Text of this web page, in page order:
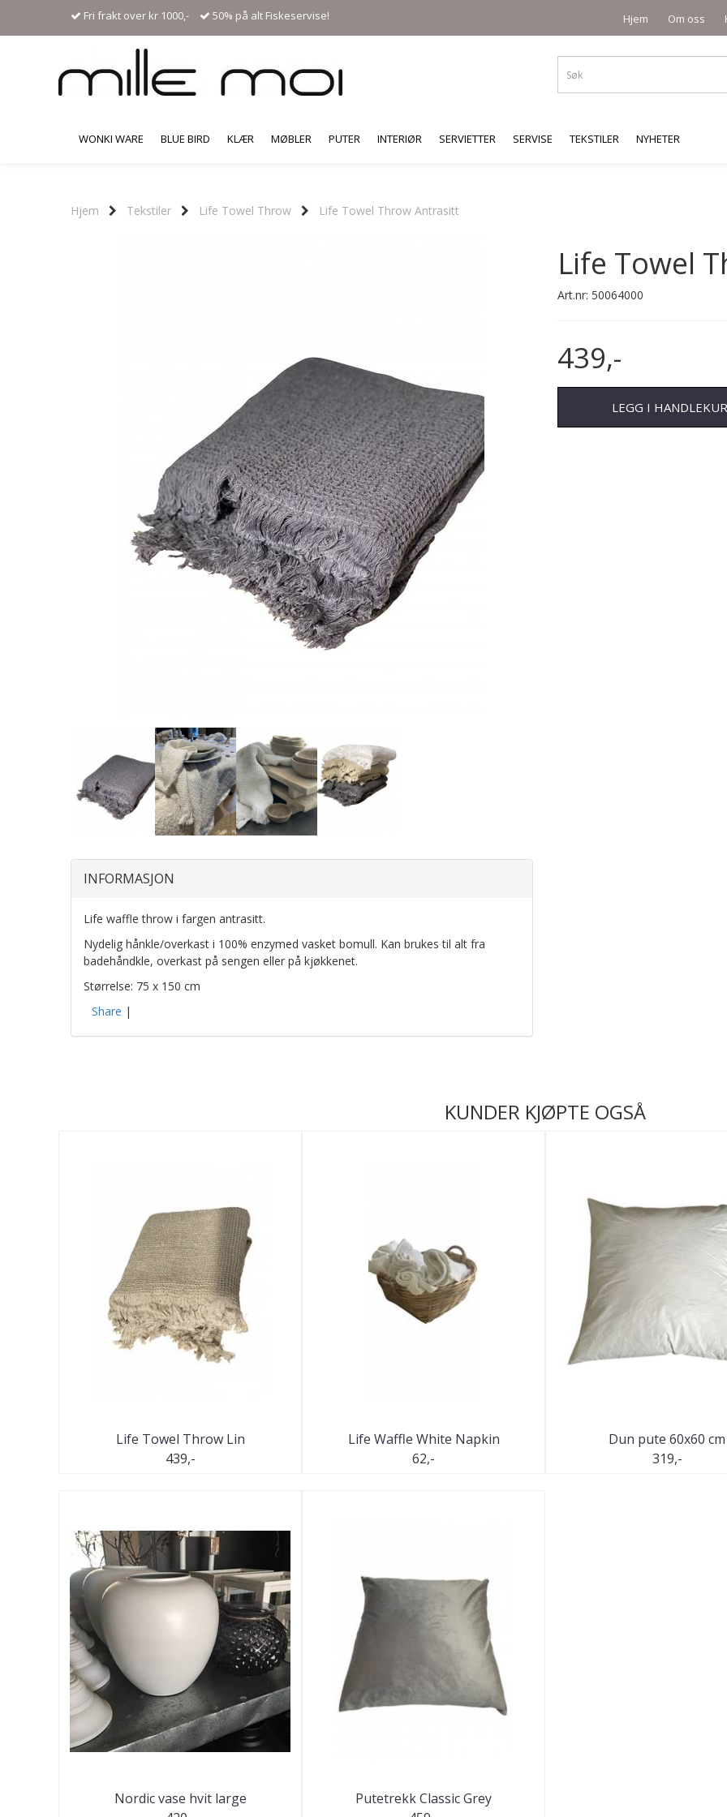
Fri frakt over kr 1000,- 50% på alt Fiskeservise! Hjem Om oss
WONKI WARE BLUE BIRD KLÆR MØBLER PUTER INTERIØR SERVIETTER SERVISE TEKSTILER NYHETER
Hjem Tekstiler Life Towel Throw Life Towel Throw Antrasitt
Life Towel
Art.nr: 50064000
439,-
LEGG I
INFORMASJON
Life waffle throw i fargen antrasitt.
Nydelig hånkle/overkast i 100% enzymed vasket bomull. Kan brukes til alt fra
badehåndkle, overkast på sengen eller på kjøkkenet.
Størrelse: 75 x 150 cm
Share |
KUNDER KJØPTE OGSÅ
Life Towel Throw Lin
439,-
Life Waffle White Napkin
62,-
Dun pute 60x60 cm
319,-
Nordic vase hvit large
Putetrekk Classic Grey